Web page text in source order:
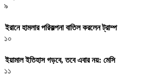
৯
ইরানে হামলার পরিকল্পনা বাতিল করলেন ট্রাম্প
১০
ইয়ামাল ইতিহাস গড়বে, তবে এবার নয়: মেসি
১১